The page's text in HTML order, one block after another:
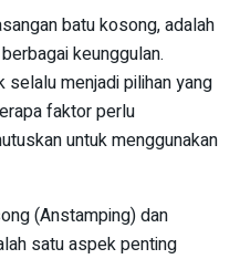
batu kosong, adalah
keunggulan.
selalu menjadi pilihan yang
faktor perlu
untuk menggunakan
(Anstamping) dan
satu aspek penting